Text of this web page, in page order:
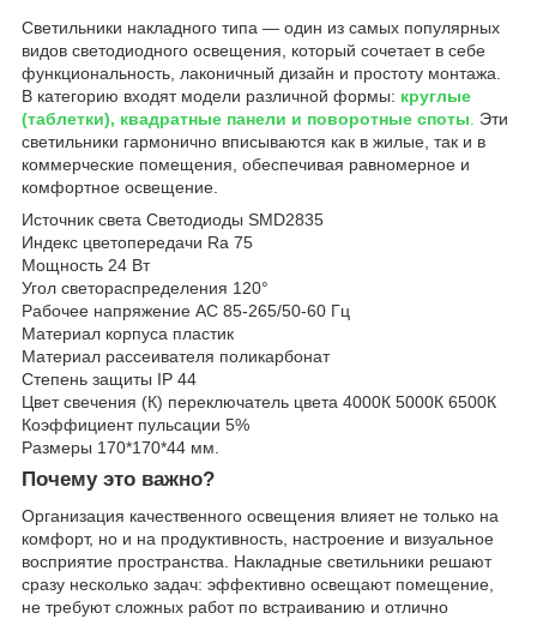
Светильники накладного типа — один из самых популярных
видов светодиодного освещения, который сочетает в себе
функциональность, лаконичный дизайн и простоту монтажа.
В категорию входят модели различной формы: круглые
(таблетки), квадратные панели и поворотные споты. Эти
светильники гармонично вписываются как в жилые, так и в
коммерческие помещения, обеспечивая равномерное и
комфортное освещение.
Источник света Светодиоды SMD2835
Индекс цветопередачи Ra 75
Мощность 24 Вт
Угол светораспределения 120°
Рабочее напряжение AC 85-265/50-60 Гц
Материал корпуса пластик
Материал рассеивателя поликарбонат
Степень защиты IP 44
Цвет свечения (К) переключатель цвета 4000К 5000К 6500К
Коэффициент пульсации 5%
Размеры 170*170*44 мм.
Почему это важно?
Организация качественного освещения влияет не только на
комфорт, но и на продуктивность, настроение и визуальное
восприятие пространства. Накладные светильники решают
сразу несколько задач: эффективно освещают помещение,
не требуют сложных работ по встраиванию и отлично